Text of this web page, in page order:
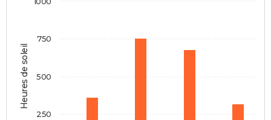
Heures de soleil
250
500
750